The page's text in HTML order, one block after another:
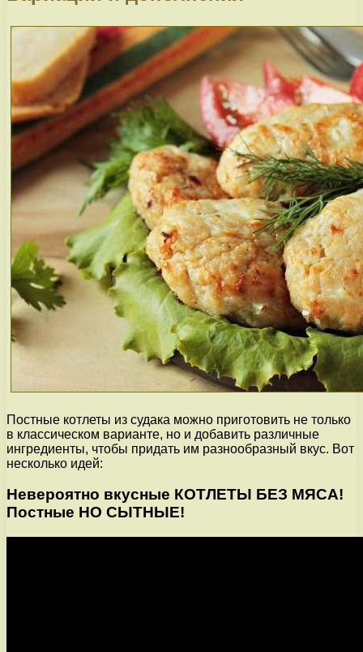
Постные котлеты из судака можно приготовить не только
в классическом варианте, но и добавить различные
ингредиенты, чтобы придать им разнообразный вкус. Вот
несколько идей:
Невероятно вкусные КОТЛЕТЫ БЕЗ МЯСА!
Постные НО СЫТНЫЕ!